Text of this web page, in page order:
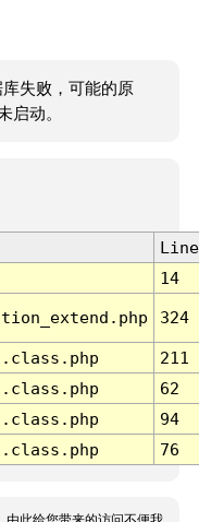
失败，可能的原
启动。
Line
14
324
211
62
94
76